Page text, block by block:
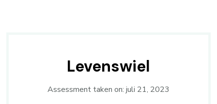
Levenswiel
Assessment taken on: juli 21, 2023